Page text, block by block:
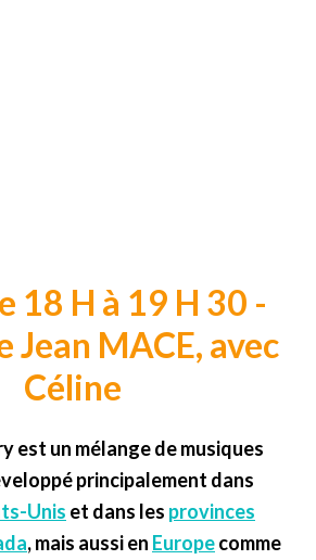
18 H à 19 H 30 -
Jean MACE, avec
Céline
est un mélange de musiques
principalement dans
Unis et dans les provinces
, mais aussi en Europecomme